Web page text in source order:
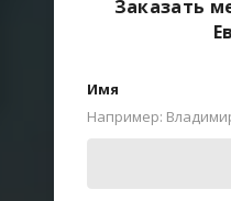
Заказать
Имя
Например: